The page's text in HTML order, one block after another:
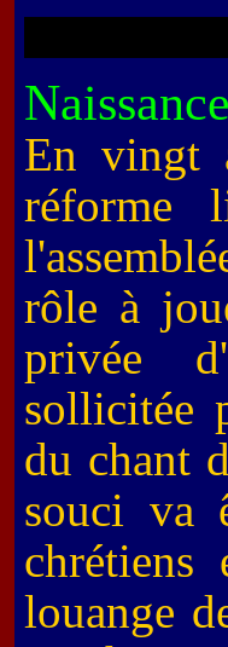
En vingt
réforme
rôle à
privée
sollicitée
du chant
souci va
louange